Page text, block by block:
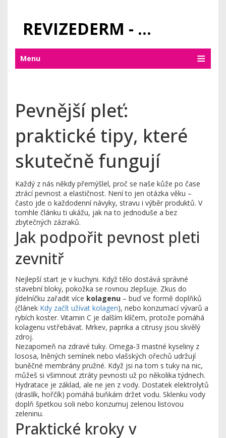
REVIZEDERM - PÉČE O KŮŽI A KOSMETIKA
Menu
Pevnější pleť:
praktické tipy, které
skutečně fungují
Každý z nás někdy přemýšlel, proč se naše kůže po čase
ztrácí pevnost a elastičnost. Není to jen otázka věku –
často jde o každodenní návyky, stravu i výběr produktů. V
tomhle článku ti ukážu, jak na to jednoduše a bez
zbytečných zázraků.
Jak podpořit pevnost pleti
zevnitř
Nejlepší start je v kuchyni. Když tělo dostává správné
stavební bloky, pokožka se rovnou zlepšuje. Zkus do
jídelníčku zařadit více kolagenu – buď ve formě doplňků
(článek Kdy začít užívat kolagen), nebo konzumací vývarů a
rybích koster. Vitamin C je dalším klíčem, protože pomáhá
kolagenu vstřebávat. Mrkev, paprika a citrusy jsou skvělý
zdroj.
Nezapomeň na zdravé tuky. Omega‑3 mastné kyseliny z
lososa, lněných semínek nebo vlašských ořechů udržují
buněčné membrány pružné. Když jsi na tom s tuky na nic,
můžeš si všimnout ztráty pevnosti už po několika týdnech.
Hydratace je základ, ale ne jen z vody. Dostatek elektrolytů
(draslík, hořčík) pomáhá buňkám držet vodu. Sklenku vody
doplň špetkou soli nebo konzumuj zelenou listovou
zeleninu.
Praktické kroky v